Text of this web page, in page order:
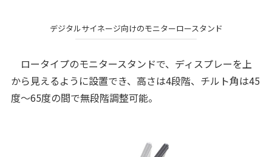
デジタルサイネージ向けのモニターロースタンド
ロータイプのモニタースタンドで、ディスプレーを上
から見えるように設置でき、高さは4段階、チルト角は45
度～65度の間で無段階調整可能。